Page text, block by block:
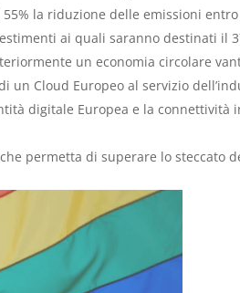
la riduzione delle emissioni
ai quali saranno destinati il
un economia circolare
un Cloud Europeo al servizio
digitale Europea e la connettività
permetta di superare lo steccato